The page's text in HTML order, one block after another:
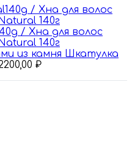
/ Хна для волос
140г
Шкатулка
₽